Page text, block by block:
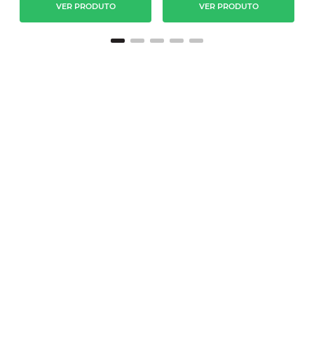
VER PRODUTO VER PRODUTO